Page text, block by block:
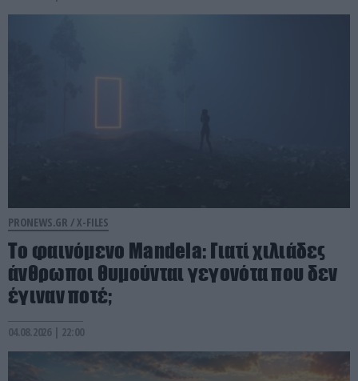
PRONEWS.GR /X-FILES
Το φαινόμενο Mandela: Γιατί χιλιάδες
άνθρωποι θυμούνται γεγονότα που δεν
έγιναν ποτέ;
04.08.2026 | 22:00